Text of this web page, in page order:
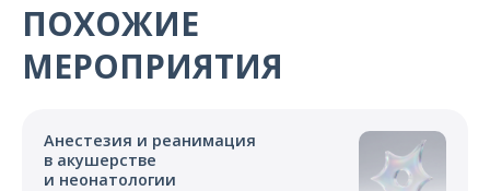
ПОХОЖИЕ
МЕРОПРИЯТИЯ
Анестезия и реанимация
в акушерстве
и неонатологии